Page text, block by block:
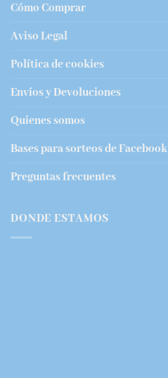
Cómo Comprar
Aviso Legal
Política de cookies
Envíos y Devoluciones
Quienes somos
Bases para sorteos de Facebook
Preguntas frecuentes
DONDE ESTAMOS